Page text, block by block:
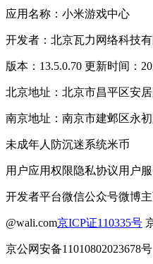
应用名称：小米游戏中心
开发者：北京瓦力网络科技
版本：13.5.0.70 更新时间：
北京地址：北京市昌平区安
南京地址：南京市建邺区永
未成年人防沉迷系统米币
用户应用权限隐私协议用户
开发者平台微信公众号微博
@wali.com京ICP证110335号
京公网安备11010802023678号